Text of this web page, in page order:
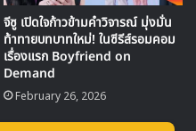
าดไหน? ถึงกลับมาถ่าย
U 100 ที่กรุงเทพ
จีซู เปิดใจก้าวข้ามคำวิจารณ์ มุ่งมั่น
ท้าทายบทบาทใหม่! ในซีรีส์รอมคอม
เรื่องแรก Boyfriend on
Demand
February 26, 2026